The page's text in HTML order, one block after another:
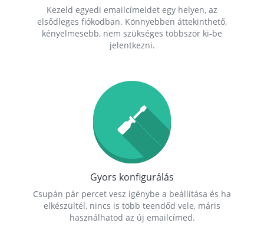
Kezeld egyedi emailcímeidet egy helyen, az
elsődleges fiókodban. Könnyebben áttekinthető,
kényelmesebb, nem szükséges többször ki-be
jelentkezni.
Gyors konfigurálás
Csupán pár percet vesz igénybe a beállítása és ha
elkészültél, nincs is több teendőd vele, máris
használhatod az új emailcímed.